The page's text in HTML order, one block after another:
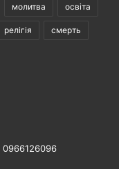
молитва освіта
релігія смерть
0966126096